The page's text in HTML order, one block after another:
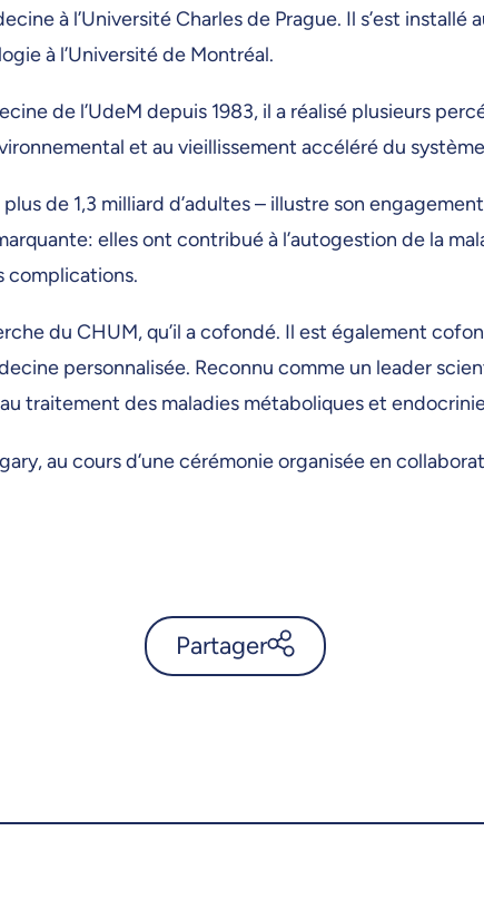
à l’Université Charles de Prague. Il s’est
à l’Université de Montréal.
de l’UdeM depuis 1983, il a réalisé plusieurs
et au vieillissement accéléré du
de 1,3 milliard d’adultes – illustre son
elles ont contribué à l’autogestion de la
complications.
du CHUM, qu’il a cofondé. Il est également
personnalisée. Reconnu comme un leader
traitement des maladies métaboliques et
au cours d’une cérémonie organisée en
Partager